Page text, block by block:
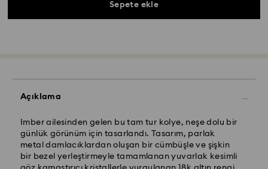
Sepete ekle
Açıklama
Imber ailesinden gelen bu tam tur kolye, neşe dolu bir
günlük görünüm için tasarlandı. Tasarım, parlak
metal damlacıklardan oluşan bir cümbüşle ve şişkin
bir bezel yerleştirmeyle tamamlanan yuvarlak kesimli